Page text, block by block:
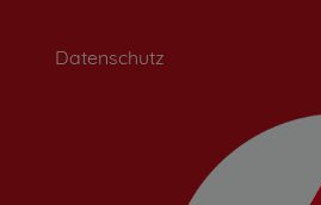
Datenschutz